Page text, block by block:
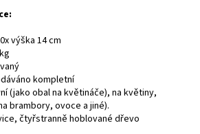
výška 14 cm
kompletní
(jako obal na květináče), na květiny,
brambory, ovoce a jiné).
čtyřstranně hoblované dřevo